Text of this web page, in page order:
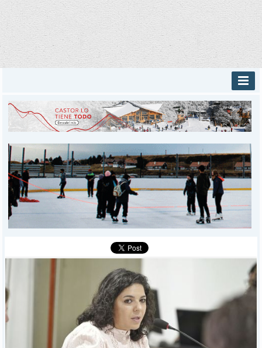
INICIO
PROVINCIALES
DEPORTES
POLICIALES
I-DIARIO
MÁS
BÚSQUEDA